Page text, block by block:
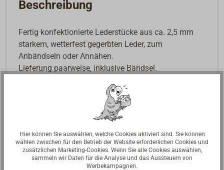
Beschreibung
Fertig konfektionierte Lederstücke aus ca. 2,5 mm
starkem, wetterfest gegerbten Leder, zum
Anbändseln oder Annähen.
Lieferung paarweise, inklusive Bändsel.
Hier können Sie auswählen, welche Cookies aktiviert sind. Sie können
wählen zwischen für den Betrieb der Website erforderlichen Cookies und
zusätzlichen Marketing-Cookies. Wenn Sie alle Cookies auswählen,
sammeln wir Daten für die Analyse und das Aussteuern von
Werbekampagnen.